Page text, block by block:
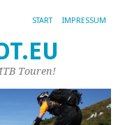
START IMPRESSUM
Touren!